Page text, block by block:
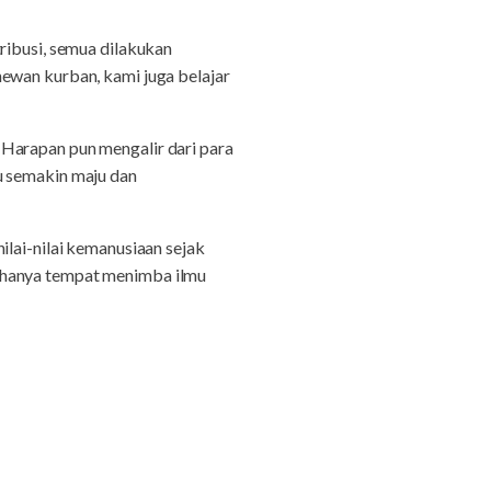
semua dilakukan
kurban, kami juga belajar
pun mengalir dari para
maju dan
nilai kemanusiaan sejak
tempat menimba ilmu